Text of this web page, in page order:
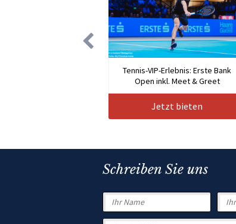
Tennis-VIP-Erlebnis: Erste Bank
Open inkl. Meet & Greet
Jetzt bieten
Schreiben Sie uns